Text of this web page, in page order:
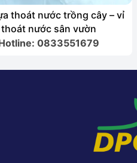
thoát nước trồng cây – vỉ
thoát nước sân vườn
0833551679